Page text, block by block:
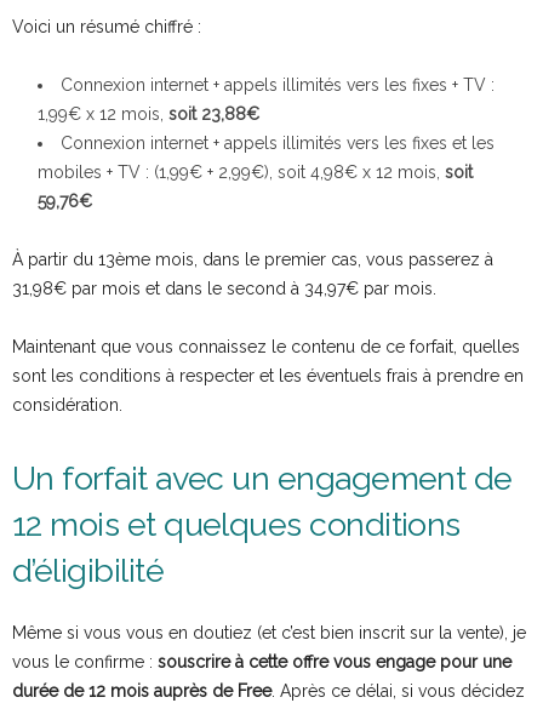
Voici un résumé chiffré :
Connexion internet + appels illimités vers les fixes + TV :
1,99€ x 12 mois, soit 23,88€
Connexion internet + appels illimités vers les fixes et les
mobiles + TV : (1,99€ + 2,99€), soit 4,98€ x 12 mois, soit
59,76€
À partir du 13ème mois, dans le premier cas, vous passerez à
31,98€ par mois et dans le second à 34,97€ par mois.
Maintenant que vous connaissez le contenu de ce forfait, quelles
sont les conditions à respecter et les éventuels frais à prendre en
considération.
Un forfait avec un engagement de
12 mois et quelques conditions
d’éligibilité
Même si vous vous en doutiez (et c’est bien inscrit sur la vente), je
vous le confirme : souscrire à cette offre vous engage pour une
durée de 12 mois auprès de Free. Après ce délai, si vous décidez